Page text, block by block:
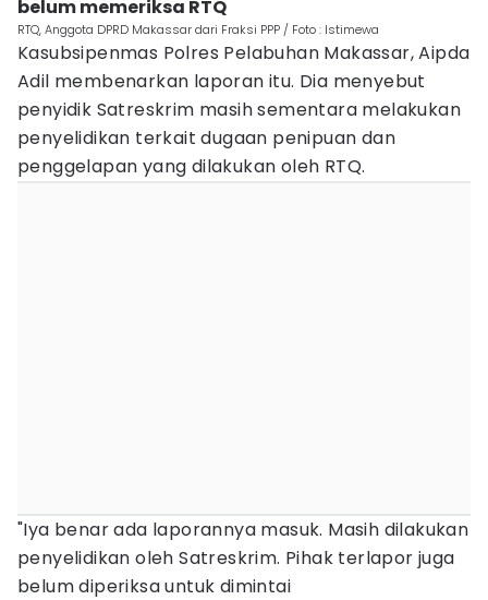
belum memeriksa RTQ
RTQ, Anggota DPRD Makassar dari Fraksi PPP / Foto : Istimewa
Kasubsipenmas Polres Pelabuhan Makassar, Aipda
Adil membenarkan laporan itu. Dia menyebut
penyidik Satreskrim masih sementara melakukan
penyelidikan terkait dugaan penipuan dan
penggelapan yang dilakukan oleh RTQ.
"Iya benar ada laporannya masuk. Masih dilakukan
penyelidikan oleh Satreskrim. Pihak terlapor juga
belum diperiksa untuk dimintai